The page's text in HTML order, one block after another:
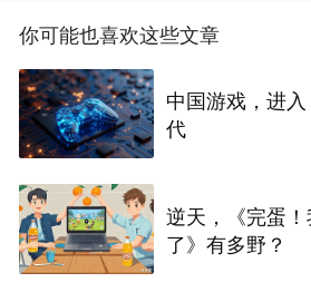
你可能也喜欢这些文章
中国游戏，进
代
逆天，《完蛋
了》有多野？